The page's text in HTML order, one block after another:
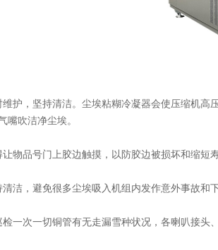
护，坚持清洁。尘埃粘糊冷凝器会使压缩机
嘴吹洁净尘埃。
物品号门上胶边触摸，以防胶边被损坏和缩短寿
洁，避免很多尘埃吸入机组内发作意外事故和下
一次一切铜管有无走漏雪种状况，各喇叭接头